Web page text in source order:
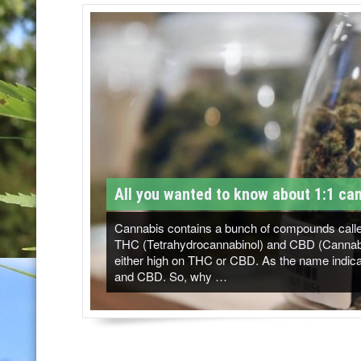
M
C
n
b
N
All you wanted to know about 1:1
Cannabis contains a bunch of compounds
THC (Tetrahydrocannabinol) and CBD
either high on THC or CBD. As the name
and CBD. So, why …